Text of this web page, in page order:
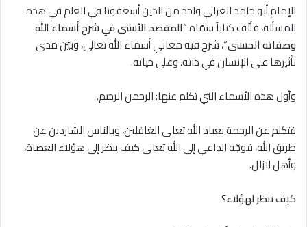
الإمام أبو حامد الغزالي واحد من الذين أسعفونا في العلم في هذه
المسألة، فألّف كتاباً سمّاه “المقصد الأسنى في شرح أسماء الله
وصفاته الحسنى“، شرح فيه معاني أسماء الله تعالى، وبيّن مدى
تأثيرها على الإنسان في ذاته، وعلى حياته.
وأول هذه الأسماء التي تكلم عنها: الرحمن الرحيم.
فتكلم عن الرحمة بعباد الله تعالى الغافلين، وبالناس الشاردين عن
طريق الله، فوجّه الداعي إلى الله تعالى كيف ينظر إلى هؤلاء العصاة،
وأهل الزلل.
كيف ننظر لهؤلاء؟